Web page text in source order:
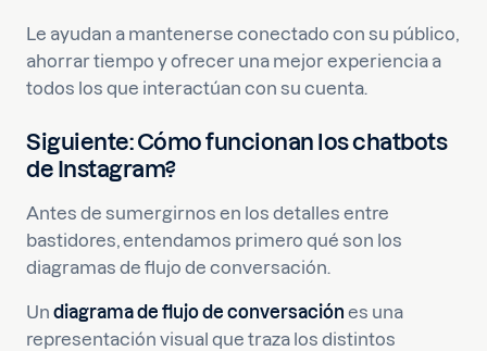
Le ayudan a mantenerse conectado con su público,
ahorrar tiempo y ofrecer una mejor experiencia a
todos los que interactúan con su cuenta.
Siguiente: Cómo funcionan los chatbots
de Instagram?
Antes de sumergirnos en los detalles entre
bastidores, entendamos primero qué son los
diagramas de flujo de conversación.
Un diagrama de flujo de conversación es una
representación visual que traza los distintos